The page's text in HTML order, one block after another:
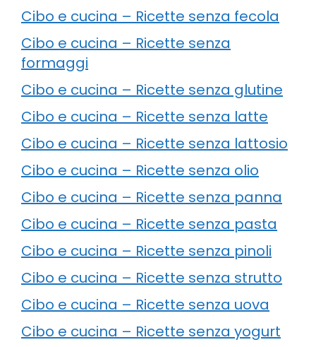
Cibo e cucina – Ricette senza fecola
Cibo e cucina – Ricette senza
formaggi
Cibo e cucina – Ricette senza glutine
Cibo e cucina – Ricette senza latte
Cibo e cucina – Ricette senza lattosio
Cibo e cucina – Ricette senza olio
Cibo e cucina – Ricette senza panna
Cibo e cucina – Ricette senza pasta
Cibo e cucina – Ricette senza pinoli
Cibo e cucina – Ricette senza strutto
Cibo e cucina – Ricette senza uova
Cibo e cucina – Ricette senza yogurt